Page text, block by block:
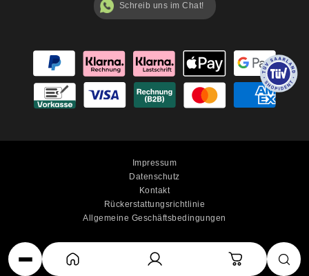
Schreib uns im Chat!
© 2025 luterna.de - All rights reserved
Impressum
Datenschutz
Kontakt
Rückerstattungsrichtlinie
Allgemeine Geschäftsbedingungen